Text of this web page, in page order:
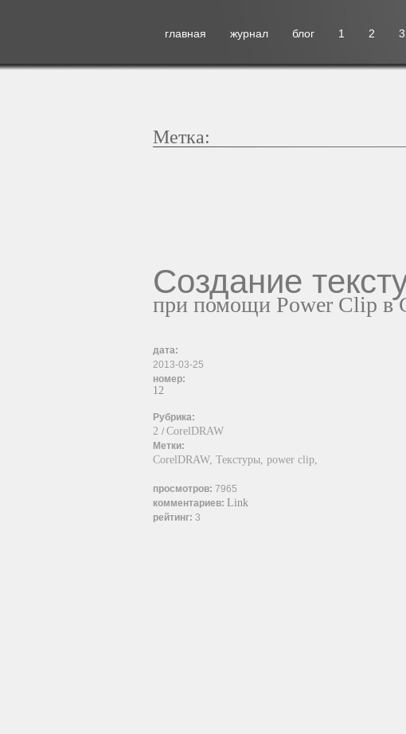
главная журнал блог 1 2 3
Метка:
Создание
при помощи Power Clip в
дата:
2013-03-25
номер:
12
Рубрика:
2 / CorelDRAW
Метки:
CorelDRAW, Текстуры, power clip,
просмотров: 7965
комментариев: Link
рейтинг: 3